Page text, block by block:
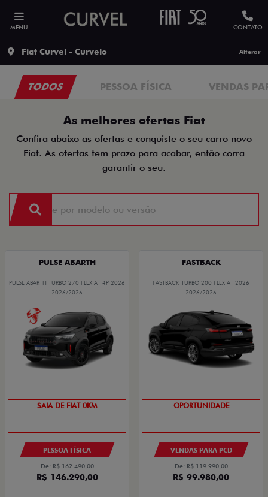
MENU CONTATO
Fiat Curvel - Curvelo Alterar
TODOS PESSOA FÍSICA VENDAS
As melhores ofertas Fiat
Confira abaixo as ofertas e conquiste o seu carro novo
Fiat. As ofertas tem prazo para acabar, então corra
garantir o seu.
PULSE ABARTH
PULSE ABARTH TURBO 270 FLEX AT 4P 2026
2026/2026
SAIA DE FIAT 0KM
PESSOA FÍSICA
De: R$ 162.490,00
R$ 146.290,00
FASTBACK
FASTBACK TURBO 200 FLEX AT 2026
2026/2026
OPORTUNIDADE
VENDAS PARA PCD
De: R$ 119.990,00
R$ 99.980,00